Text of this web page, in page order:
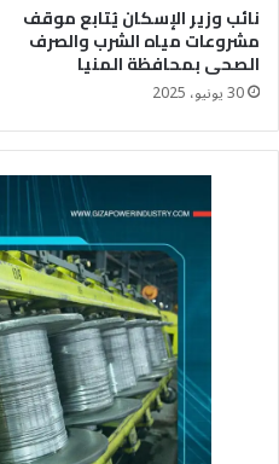
نائب وزير الإسكان يُتابع موقف
مشروعات مياه الشرب والصرف
الصحى بمحافظة المنيا
30 يونيو، 2025